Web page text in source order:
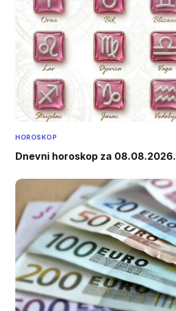
HOROSKOP
Dnevni horoskop za 08.08.2026.